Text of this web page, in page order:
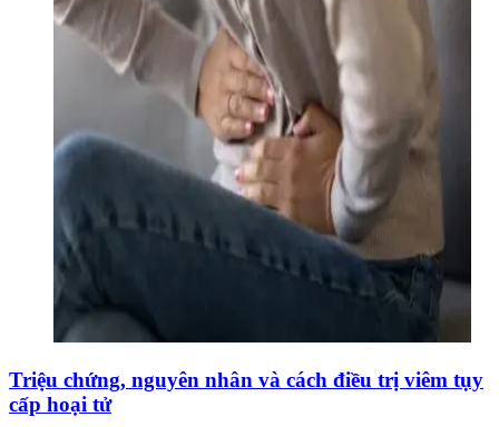
Triệu chứng, nguyên nhân và cách điều trị viêm tụy
cấp hoại tử